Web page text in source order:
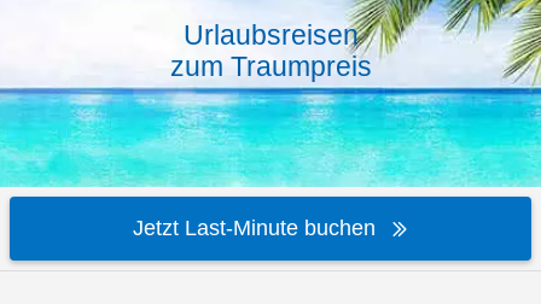
Urlaubsreisen
zum Traumpreis
Jetzt Last-Minute buchen